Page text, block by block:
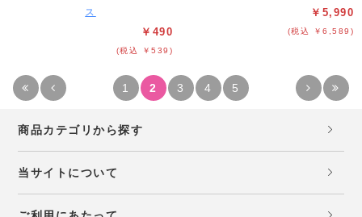
ス
￥490
(税込 ￥539)
￥5,990
(税込 ￥6,589)
1 2 3 4 5
商品カテゴリから探す
当サイトについて